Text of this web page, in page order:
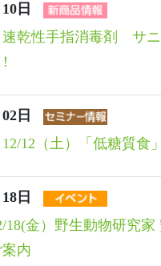
日
速乾性手指消毒剤 サ
日
12/12（土）「低糖質食
日
18(金）野生動物研究
内